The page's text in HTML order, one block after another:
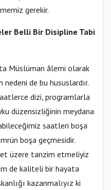
gerekir.
Belli Bir Disipline Tabi
Müslüman âlemi olarak
de bu hususlardır.
dizi, programlarla
düzensizliğinin meydana
saatleri boşa
boşa geçmesidir.
üzere tanzim etmeliyiz
de kaliteli bir hayata
kazanmalıyız ki